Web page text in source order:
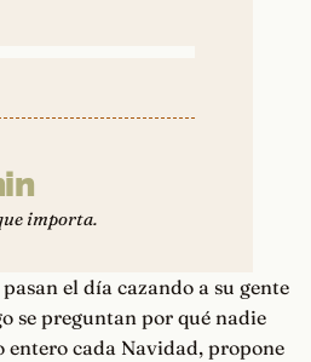
importa.
el día cazando a su gente
se preguntan por qué nadie
entero cada Navidad, propone